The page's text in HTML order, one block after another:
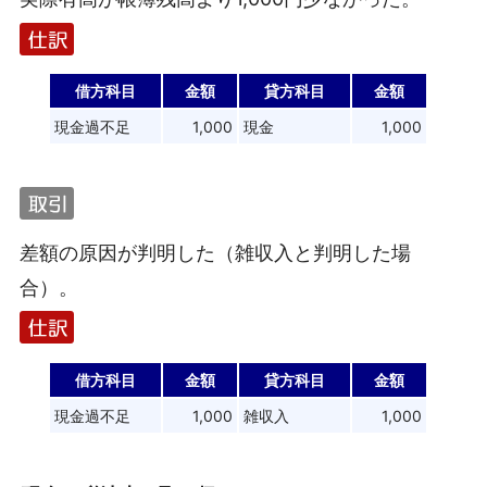
借方科目 金額 貸方科目
金額
現金過不足
1,000 現金 1,000
差額の原因が判明した（雑収入と判明した場
合）。
借方科目 金額 貸方科目
金額
現金過不足
1,000 雑収入 1,000